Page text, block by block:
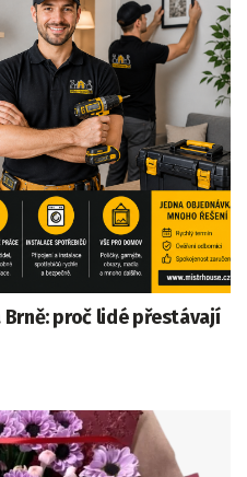
Brně: proč lidé přestávají